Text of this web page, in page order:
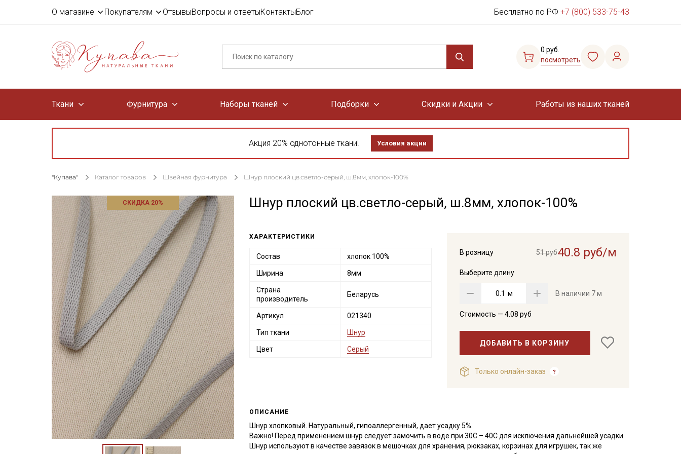
О магазине Покупателям ОтзывыВопросы и ответыКонтактыБлог Бесплатно по РФ +7 (800) 533-75-43
0 руб.
посмотреть
Ткани Фурнитура Наборы тканей Подборки Скидки и Акции Работы из наших тканей
Акция 20% однотонные ткани! Условия акции
"Купава" Каталог товаров Швейная фурнитура Шнур плоский цв.светло-серый, ш.8мм, хлопок-100%
СКИДКА 20% Шнур плоский цв.светло-серый, ш.8мм, хлопок-100%
В розницу 51 руб40.8 руб/м
Выберите длину
м В наличии 7 м
Стоимость — 4.08 руб
ДОБАВИТЬ В КОРЗИНУ
Только онлайн-заказ
ХАРАКТЕРИСТИКИ
Состав хлопок 100%
Ширина 8мм
Страна
производитель
Беларусь
Артикул 021340
Тип ткани Шнур
Цвет Серый
ОПИСАНИЕ
Шнур хлопковый. Натуральный, гипоаллергенный, дает усадку 5%.
Важно! Перед применением шнур следует замочить в воде при 30С – 40С для исключения дальнейшей усадки.
Шнур используют в качестве завязок в мешочках для хранения, рюкзаках, корзинах для игрушек, так же